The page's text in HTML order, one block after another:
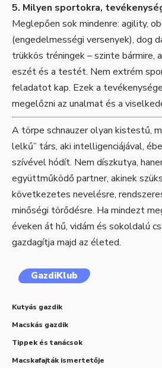
5. Milyen sportokra,
Meglepően sok mindenre: agility,
(engedelmességi versenyek), dog
trükkös tréningek – szinte bármire,
eszét és a testét. Nem extrém
feladatot kap. Ezek a
megelőzni az unalmat és a
A törpe schnauzer olyan kistestű,
lelkű” társ, aki intelligenciájával,
szívével hódít. Nem díszkutya,
együttműködő partner, akinek
következetes nevelésre,
minőségi törődésre. Ha mindezt
éveken át hű, vidám és sokoldalú
gazdagítja majd az életed.
GazdiKlub
Kutyás gazdik
Macskás gazdik
Tippek és tanácsok
Macskafajták ismertetője